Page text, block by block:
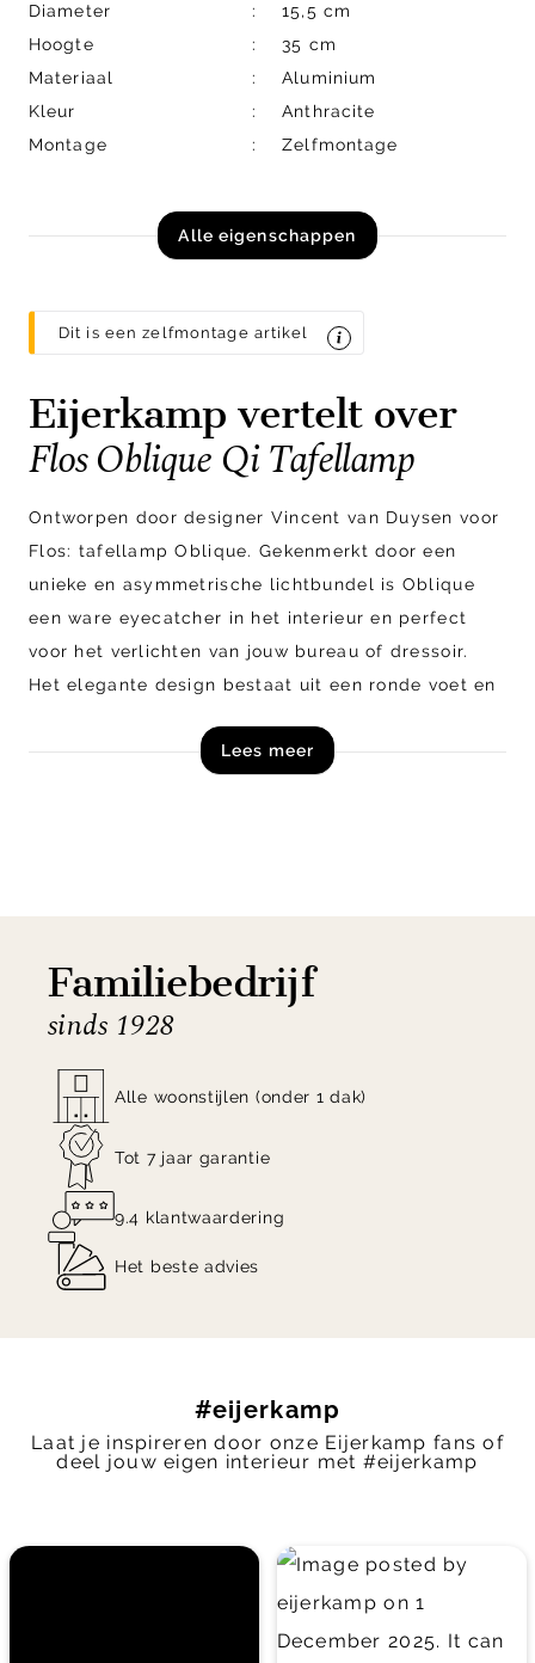
Diameter
15,5 cm
Hoogte
35 cm
Materiaal
Aluminium
Kleur
Anthracite
Montage
Zelfmontage
Alle eigenschappen
Dit is een zelfmontage artikel
Eijerkamp vertelt over
Flos Oblique Qi Tafellamp
Ontworpen door designer Vincent van Duysen voor
Flos: tafellamp Oblique. Gekenmerkt door een
unieke en asymmetrische lichtbundel is Oblique
een ware eyecatcher in het interieur en perfect
voor het verlichten van jouw bureau of dressoir.
Het elegante design bestaat uit een ronde voet en
een knop eenvoudig te dimmen zijn. Extra handig is
interieur.
nu online of kom langs in onze woonwinkel in
Zutphen!
Lees meer
Familiebedrijf
sinds 1928
Alle woonstijlen (onder 1 dak)
Tot 7 jaar garantie
9.4 klantwaardering
Het beste advies
#eijerkamp
Laat je inspireren door onze Eijerkamp fans of
deel jouw eigen interieur met #eijerkamp